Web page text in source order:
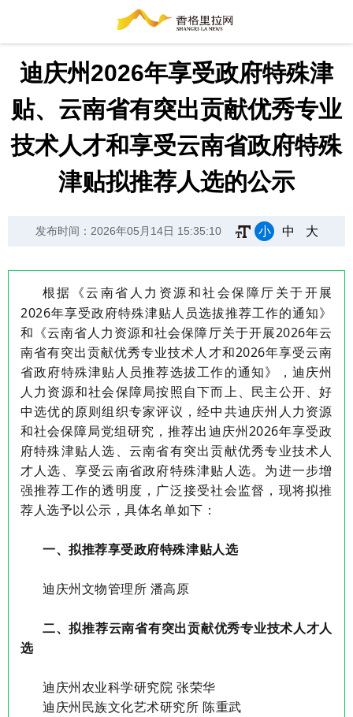
迪庆州2026年享受政府特殊津
贴、云南省有突出贡献优秀专业
技术人才和享受云南省政府特殊
津贴拟推荐人选的公示
发布时间：2026年05月14日 15:35:10 小 中 大
根据 《云南省人力资源和社会保障厅关于开展
2026年享受政府特殊津贴人员选拔推荐工作的通知》
和《云南省人力资源和社会保障厅关于开展2026年云
南省有突出贡献优秀专业技术人才和2026年享受云南
省政府特殊津贴人员推荐选拔工作的通知》， 迪庆州
人力资源和社会保障局按照自下而上、民主公开、好
中选优的原则组织专家评议 ，经中共迪庆州人力资源
和社会保障局党组研究，推荐出迪庆州2026年享受政
府特殊津贴人选、云南省有突出贡献优秀专业技术人
才人选、享受云南省政府特殊津贴人选。为进一步增
强推荐工作的透明度，广泛接受社会监督，现将拟推
荐人选予以公示，具体名单如下：
一、拟推荐享受政府特殊津贴人选
迪庆州文物管理所 潘高原
二、拟推荐云南省有突出贡献优秀专业技术人才人
选
迪庆州农业科学研究院 张荣华
迪庆州民族文化艺术研究所 陈重武